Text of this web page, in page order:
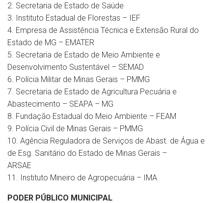
2. Secretaria de Estado de Saúde
3. Instituto Estadual de Florestas – IEF
4. Empresa de Assistência Técnica e Extensão Rural do
Estado de MG – EMATER
5. Secretaria de Estado de Meio Ambiente e
Desenvolvimento Sustentável – SEMAD
6. Polícia Militar de Minas Gerais – PMMG
7. Secretaria de Estado de Agricultura Pecuária e
Abastecimento – SEAPA – MG
8. Fundação Estadual do Meio Ambiente – FEAM
9. Polícia Civil de Minas Gerais – PMMG
10. Agência Reguladora de Serviços de Abast. de Água e
de Esg. Sanitário do Estado de Minas Gerais –
ARSAE
11. Instituto Mineiro de Agropecuária – IMA
PODER PÚBLICO MUNICIPAL